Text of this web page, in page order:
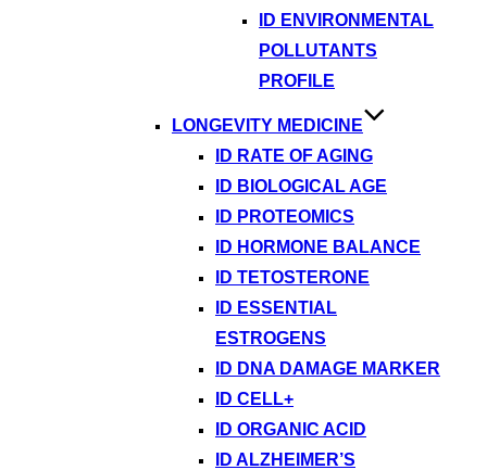
ID ENVIRONMENTAL
POLLUTANTS
PROFILE
LONGEVITY MEDICINE
ID RATE OF AGING
ID BIOLOGICAL AGE
ID PROTEOMICS
ID HORMONE BALANCE
ID TETOSTERONE
ID ESSENTIAL
ESTROGENS
ID DNA DAMAGE MARKER
ID CELL+
ID ORGANIC ACID
ID ALZHEIMER’S